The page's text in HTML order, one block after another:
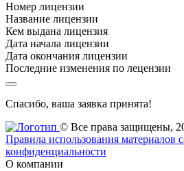
Номер лицензии
Название лицензии
Кем выдана лицензия
Дата начала лицензии
Дата окончания лицензии
Последние изменения по лецензии
Спасибо, ваша заявка принята!
© Все права защищены,
Правила использования материалов
конфиденциальности
О компании